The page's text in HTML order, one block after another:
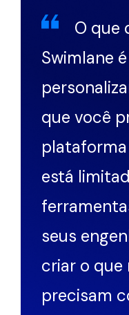
O que
Swimlane
que você
plataforma
está
seus
criar o